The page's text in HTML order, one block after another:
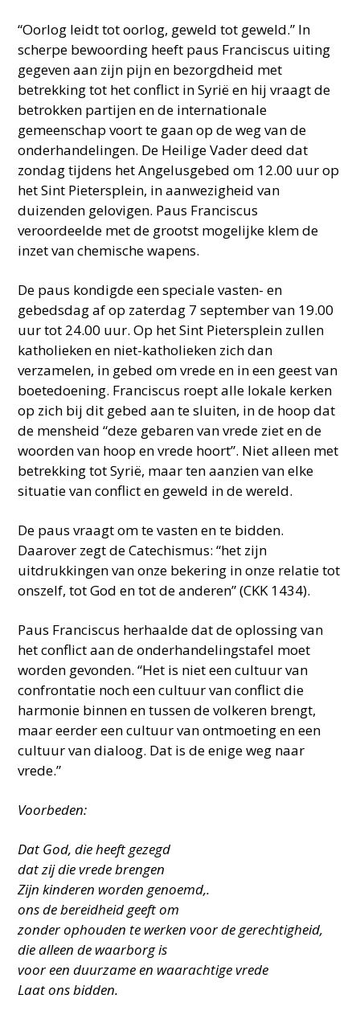
“Oorlog leidt tot oorlog, geweld tot geweld.” In
scherpe bewoording heeft paus Franciscus uiting
gegeven aan zijn pijn en bezorgdheid met
betrekking tot het conflict in Syrië en hij vraagt de
betrokken partijen en de internationale
gemeenschap voort te gaan op de weg van de
onderhandelingen. De Heilige Vader deed dat
zondag tijdens het Angelusgebed om 12.00 uur op
het Sint Pietersplein, in aanwezigheid van
duizenden gelovigen. Paus Franciscus
veroordeelde met de grootst mogelijke klem de
inzet van chemische wapens.
De paus kondigde een speciale vasten- en
gebedsdag af op zaterdag 7 september van 19.00
uur tot 24.00 uur. Op het Sint Pietersplein zullen
katholieken en niet-katholieken zich dan
verzamelen, in gebed om vrede en in een geest van
boetedoening. Franciscus roept alle lokale kerken
op zich bij dit gebed aan te sluiten, in de hoop dat
de mensheid “deze gebaren van vrede ziet en de
woorden van hoop en vrede hoort”. Niet alleen met
betrekking tot Syrië, maar ten aanzien van elke
situatie van conflict en geweld in de wereld.
De paus vraagt om te vasten en te bidden.
Daarover zegt de Catechismus: “het zijn
uitdrukkingen van onze bekering in onze relatie tot
onszelf, tot God en tot de anderen” (CKK 1434).
Paus Franciscus herhaalde dat de oplossing van
het conflict aan de onderhandelingstafel moet
worden gevonden. “Het is niet een cultuur van
confrontatie noch een cultuur van conflict die
harmonie binnen en tussen de volkeren brengt,
maar eerder een cultuur van ontmoeting en een
cultuur van dialoog. Dat is de enige weg naar
vrede.”
Voorbeden:
Dat God, die heeft gezegd
dat zij die vrede brengen
Zijn kinderen worden genoemd,.
ons de bereidheid geeft om
zonder ophouden te werken voor de gerechtigheid,
die alleen de waarborg is
voor een duurzame en waarachtige vrede
Laat ons bidden.